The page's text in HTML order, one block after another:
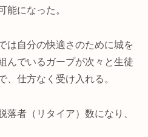
能になった。
は自分の快適さのために城を
んでいるガープが次々と生徒
、仕方なく受け入れる。
落者（リタイア）数になり、